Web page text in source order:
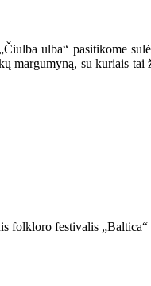
ulba“ pasitikome
su kuriais
folkloro festivalis